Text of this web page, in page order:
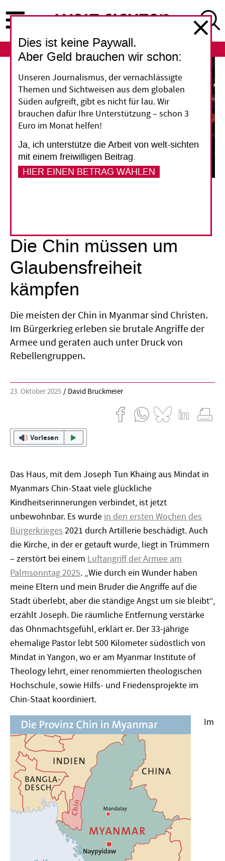
zum
Inhalt
ABO
Die Chin müssen um
Glaubensfreiheit
kämpfen
Die meisten der Chin in ­Myanmar sind Christen.
Im Bürgerkrieg erleben sie brutale Angriffe der
Armee und geraten auch unter Druck von
Rebellengruppen.
23. Oktober 2025 David Bruckmeier
Vorlesen
Das Haus, mit dem Joseph Tun Khaing aus Mindat in
Myanmars Chin-Staat viele glückliche
Kindheitserinnerungen verbindet, ist jetzt
unbewohnbar. Es wurde in den ersten Wochen des
Bürgerkrieges 2021 durch Artillerie beschädigt. Auch
die Kirche, in der er getauft wurde, liegt in Trümmern
– zerstört bei einem Luftangriff der Armee am
Palmsonntag 2025. „Wie durch ein Wunder haben
meine Eltern und mein Bruder die Angriffe auf die
Stadt überlebt, aber die ständige Angst um sie bleibt“,
erzählt Joseph. Die räumliche Entfernung verstärke
das Ohnmachtsgefühl, erklärt er. Der 33-jährige
ehemalige Pastor lebt 500 Kilometer südöstlich von
Mindat in Yangon, wo er am Myanmar Institute of
Theology lehrt, einer renommierten theologischen
Hochschule, sowie Hilfs- und Friedensprojekte im
Chin-Staat koordiniert.
Im
Dies ist keine Paywall.
Aber Geld brauchen wir schon:
Unseren Journalismus, der vernachlässigte
Themen und Sichtweisen aus dem globalen
Süden aufgreift, gibt es nicht für lau. Wir
brauchen dafür Ihre Unterstützung – schon 3
Euro im Monat helfen!
Ja, ich unterstütze die Arbeit von welt-sichten
mit einem freiwilligen Beitrag.
HIER EINEN BETRAG WÄHLEN